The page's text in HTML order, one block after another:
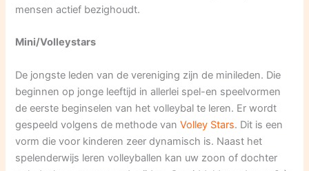
mensen actief bezighoudt.
Mini/Volleystars
De jongste leden van de vereniging zijn de minileden. Die
beginnen op jonge leeftijd in allerlei spel-en speelvormen
de eerste beginselen van het volleybal te leren. Er wordt
gespeeld volgens de methode vanVolley Stars. Dit is een
vorm die voor kinderen zeer dynamisch is. Naast het
spelenderwijs leren volleyballen kan uw zoon of dochter